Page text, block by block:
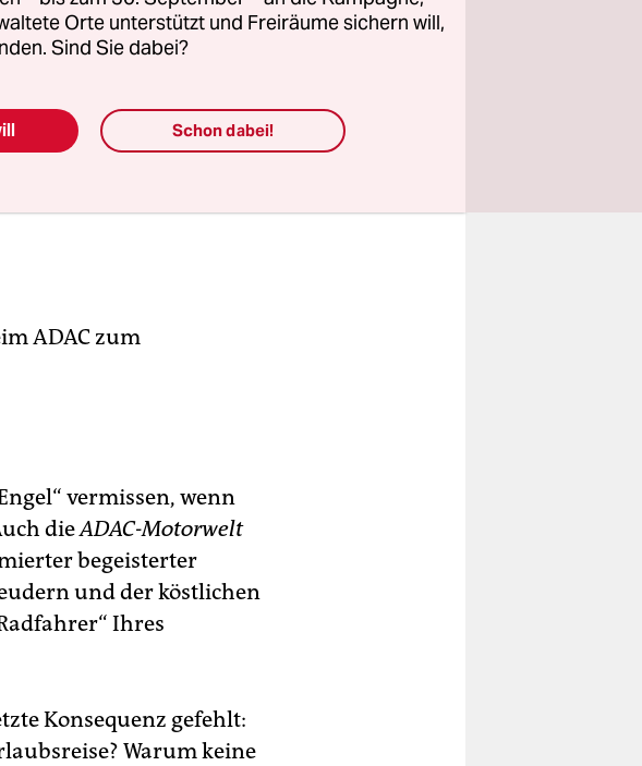
ADAC zum
vermissen, wenn
dieADAC-Motorwelt
begeisterter
und der köstlichen
Ihres
Konsequenz gefehlt:
Warum keine
Orte unterstützt und Freiräume sichern will,
Sind Sie dabei?
Schon dabei!